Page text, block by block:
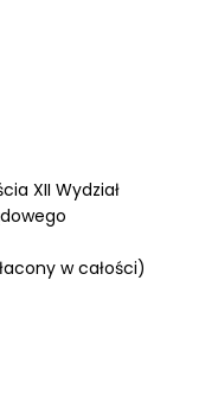
XII Wydział
w całości)